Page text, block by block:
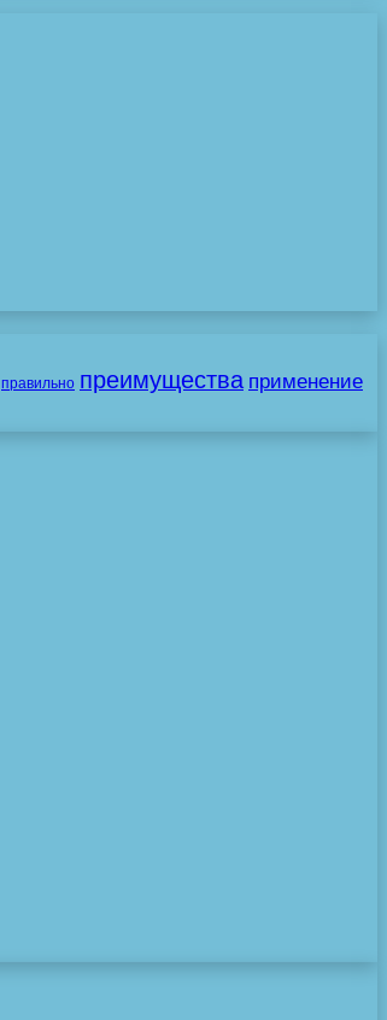
правильно преимущества применение